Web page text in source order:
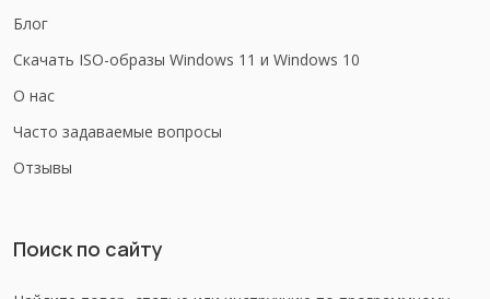
Блог
Скачать ISO-образы Windows 11 и Windows 10
О нас
Часто задаваемые вопросы
Отзывы
Поиск по сайту